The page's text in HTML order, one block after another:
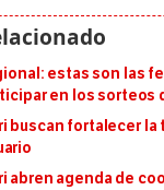
estas son las
en los sorteos
buscan fortalecer
abren agenda de